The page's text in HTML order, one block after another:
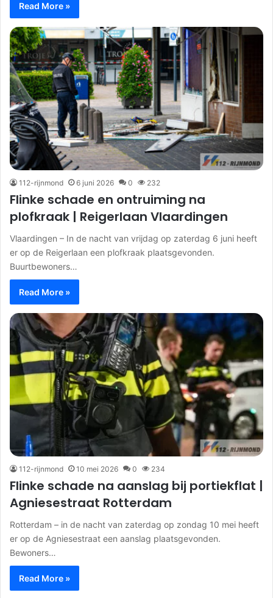
Read More »
112-rijnmond 6 juni 2026 0 232
Flinke schade en ontruiming na
plofkraak | Reigerlaan Vlaardingen
Vlaardingen – In de nacht van vrijdag op zaterdag 6 juni heeft
er op de Reigerlaan een plofkraak plaatsgevonden.
Buurtbewoners…
Read More »
112-rijnmond 10 mei 2026 0 234
Flinke schade na aanslag bij portiekflat |
Agniesestraat Rotterdam
Rotterdam – in de nacht van zaterdag op zondag 10 mei heeft
er op de Agniesestraat een aanslag plaatsgevonden.
Bewoners…
Read More »